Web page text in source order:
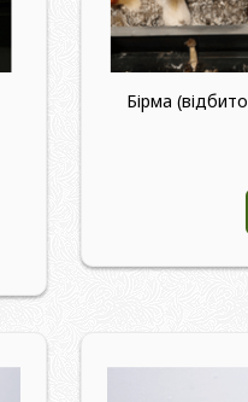
Бірма